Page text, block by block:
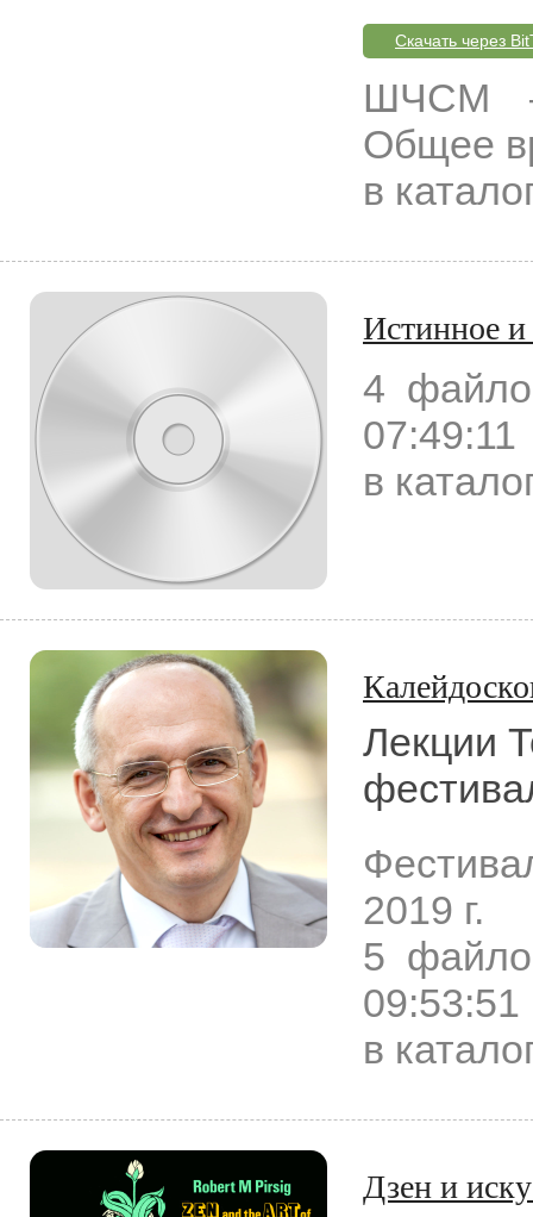
Скачать через
ШЧСМ
Общее
в
Истинное
4
07:49:11
в
Лекции
2019 г.
5
09:53:51
в
Дзен и